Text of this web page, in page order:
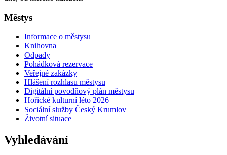
Městys
Informace o městysu
Knihovna
Odpady
Pohádková rezervace
Veřejné zakázky
Hlášení rozhlasu městysu
Digitální povodňový plán městysu
Hořické kulturní léto 2026
Sociální služby Český Krumlov
Životní situace
Vyhledávání